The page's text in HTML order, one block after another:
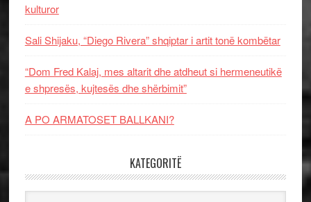
kulturor
Sali Shijaku, “Diego Rivera” shqiptar i artit tonë kombëtar
“Dom Fred Kalaj, mes altarit dhe atdheut si hermeneutikë
e shpresës, kujtesës dhe shërbimit”
A PO ARMATOSET BALLKANI?
KATEGORITË